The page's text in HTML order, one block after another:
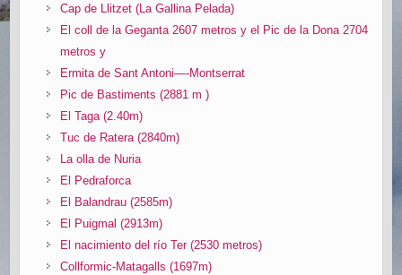
Cap de Llitzet (La Gallina Pelada)
El coll de la Geganta 2607 metros y el Pic de la Dona 2704
metros y
Ermita de Sant Antoni—-Montserrat
Pic de Bastiments (2881 m )
El Taga (2.40m)
Tuc de Ratera (2840m)
La olla de Nuria
El Pedraforca
El Balandrau (2585m)
El Puigmal (2913m)
El nacimiento del río Ter (2530 metros)
Collformic-Matagalls (1697m)